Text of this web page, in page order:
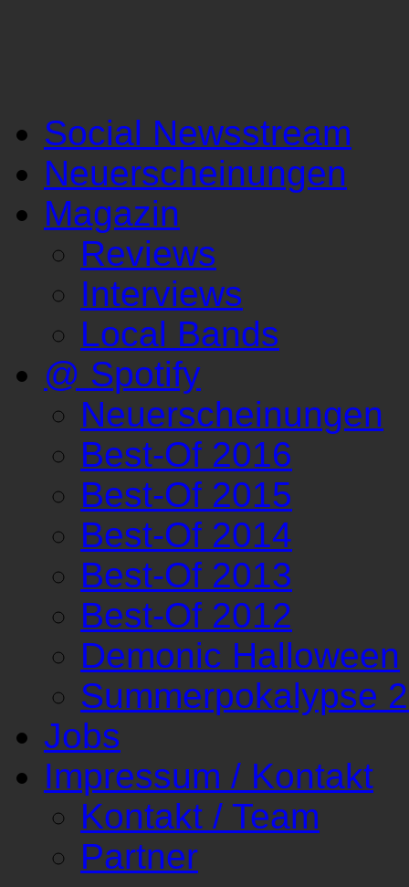
Social Newsstream
Neuerscheinungen
Magazin
Reviews
Interviews
Local Bands
@ Spotify
Neuerscheinungen
Best-Of 2016
Best-Of 2015
Best-Of 2014
Best-Of 2013
Best-Of 2012
Demonic Halloween
Summerpokalypse
Jobs
Impressum / Kontakt
Kontakt / Team
Partner